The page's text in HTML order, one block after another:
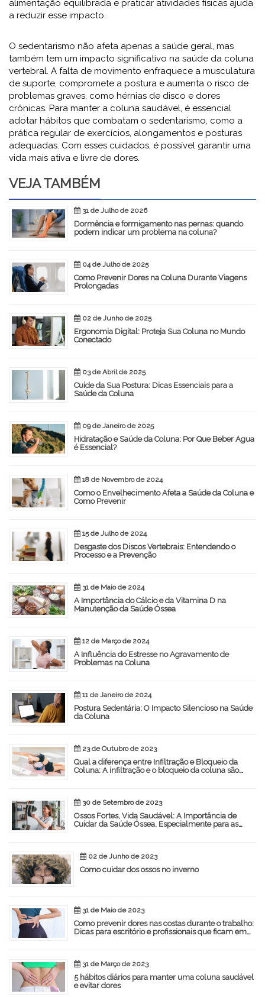
alimentação equilibrada e praticar atividades físicas ajuda
a reduzir esse impacto.
O sedentarismo não afeta apenas a saúde geral, mas
também tem um impacto significativo na saúde da coluna
vertebral. A falta de movimento enfraquece a musculatura
de suporte, compromete a postura e aumenta o risco de
problemas graves, como hérnias de disco e dores
crônicas. Para manter a coluna saudável, é essencial
adotar hábitos que combatam o sedentarismo, como a
prática regular de exercícios, alongamentos e posturas
adequadas. Com esses cuidados, é possível garantir uma
vida mais ativa e livre de dores.
VEJA TAMBÉM
31 de Julho de 2026
Dormência e formigamento nas pernas: quando
podem indicar um problema na coluna?
04 de Julho de 2025
Como Prevenir Dores na Coluna Durante Viagens
Prolongadas
02 de Junho de 2025
Ergonomia Digital: Proteja Sua Coluna no Mundo
Conectado
03 de Abril de 2025
Cuide da Sua Postura: Dicas Essenciais para a
Saúde da Coluna
09 de Janeiro de 2025
Hidratação e Saúde da Coluna: Por Que Beber Água
é Essencial?
18 de Novembro de 2024
Como o Envelhecimento Afeta a Saúde da Coluna e
Como Prevenir
15 de Julho de 2024
Desgaste dos Discos Vertebrais: Entendendo o
Processo e a Prevenção
31 de Maio de 2024
A Importância do Cálcio e da Vitamina D na
Manutenção da Saúde Óssea
12 de Março de 2024
A Influência do Estresse no Agravamento de
Problemas na Coluna
11 de Janeiro de 2024
Postura Sedentária: O Impacto Silencioso na Saúde
da Coluna
23 de Outubro de 2023
Qual a diferença entre Infiltração e Bloqueio da
Coluna: A infiltração e o bloqueio da coluna são
30 de Setembro de 2023
Ossos Fortes, Vida Saudável: A Importância de
Cuidar da Saúde Óssea, Especialmente para as
02 de Junho de 2023
Como cuidar dos ossos no inverno
31 de Maio de 2023
Como prevenir dores nas costas durante o trabalho:
Dicas para escritório e profissionais que ficam em
31 de Março de 2023
5 hábitos diários para manter uma coluna saudável
e evitar dores